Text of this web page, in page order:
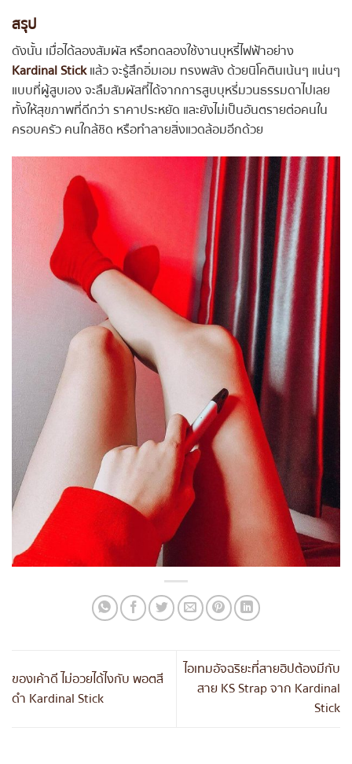
สรุป
ดังนั้น เมื่อได้ลองสัมผัส หรือทดลองใช้งานบุหรี่ไฟฟ้าอย่าง
Kardinal Stickแล้ว จะรู้สึกอิ่มเอม ทรงพลัง ด้วยนิโคตินเน้นๆ แน่นๆ
แบบที่ผู้สูบเอง จะลืมสัมผัสที่ได้จากการสูบบุหรี่มวนธรรมดาไปเลย
ทั้งให้สุขภาพที่ดีกว่า ราคาประหยัด และยังไม่เป็นอันตรายต่อคนใน
ครอบครัว คนใกล้ชิด หรือทำลายสิ่งแวดล้อมอีกด้วย
ของเค้าดี ไม่อวยได้ไงกับ พอตสี
ดำ Kardinal Stick
ไอเทมอัจฉริยะที่สายฮิปต้องมีกับ
สาย KS Strap จาก Kardinal
Stick